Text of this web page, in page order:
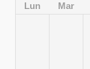
ALQUILER
Lun Mar